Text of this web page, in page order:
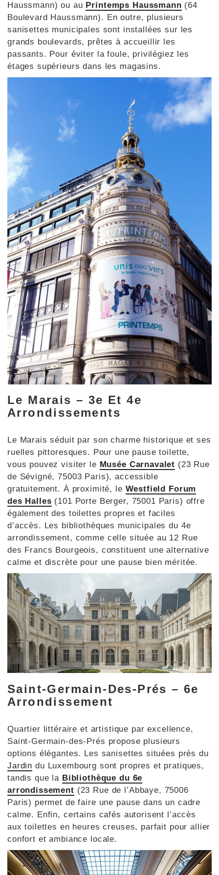
Haussmann) ou au Printemps Haussmann (64
Boulevard Haussmann). En outre, plusieurs
sanisettes municipales sont installées sur les
grands boulevards, prêtes à accueillir les
passants. Pour éviter la foule, privilégiez les
étages supérieurs dans les magasins.
Le Marais – 3e Et 4e
Arrondissements
Le Marais séduit par son charme historique et ses
ruelles pittoresques. Pour une pause toilette,
vous pouvez visiter le Musée Carnavalet (23 Rue
de Sévigné, 75003 Paris), accessible
gratuitement. À proximité, le Westfield Forum
des Halles (101 Porte Berger, 75001 Paris) offre
également des toilettes propres et faciles
d’accès. Les bibliothèques municipales du 4e
arrondissement, comme celle située au 12 Rue
des Francs Bourgeois, constituent une alternative
calme et discrète pour une pause bien méritée.
Saint-Germain-Des-Prés – 6e
Arrondissement
Quartier littéraire et artistique par excellence,
Saint-Germain-des-Prés propose plusieurs
options élégantes. Les sanisettes situées près du
Jardin du Luxembourg sont propres et pratiques,
tandis que la Bibliothèque du 6e
arrondissement (23 Rue de l’Abbaye, 75006
Paris) permet de faire une pause dans un cadre
calme. Enfin, certains cafés autorisent l’accès
aux toilettes en heures creuses, parfait pour allier
confort et ambiance locale.